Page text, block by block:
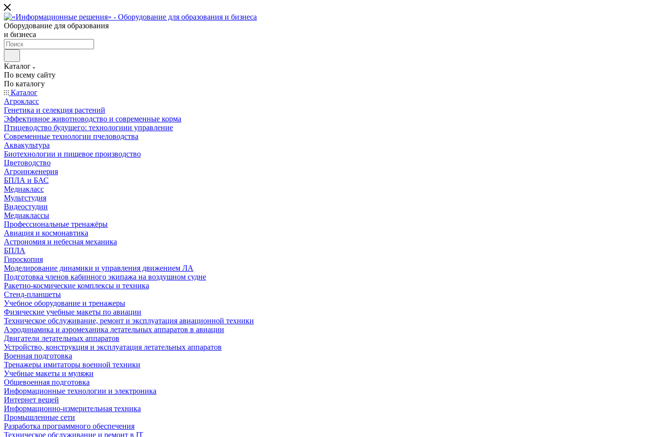
Оборудование для образования
и бизнеса
Каталог
По всему сайту
По каталогу
Каталог
Агрокласс
Генетика и селекция растений
Эффективное животноводство и современные корма
Птицеводство будущего: технологиии управление
Современные технологии пчеловодства
Аквакультура
Биотехнологии и пищевое производство
Цветоводство
Агроинженерия
БПЛА и БАС
Медиакласс
Мультстудия
Видеостудии
Медиаклассы
Профессиональные тренажёры
Авиация и космонавтика
Астрономия и небесная механика
БПЛА
Гироскопия
Моделирование динамики и управления движением ЛА
Подготовка членов кабинного экипажа на воздушном судне
Ракетно-космические комплексы и техника
Стенд-планшеты
Учебное оборудование и тренажеры
Физические учебные макеты по авиации
Техническое обслуживание, ремонт и эксплуатация авиационной техники
Аэродинамика и аэромеханика летательных аппаратов в авиации
Двигатели летательных аппаратов
Устройство, конструкция и эксплуатация летательных аппаратов
Военная подготовка
Тренажеры имитаторы военной техники
Учебные макеты и муляжи
Общевоенная подготовка
Информационные технологии и электроника
Интернет вещей
Информационно-измерительная техника
Промышленные сети
Разработка программного обеспечения
Техническое обслуживание и ремонт в IT